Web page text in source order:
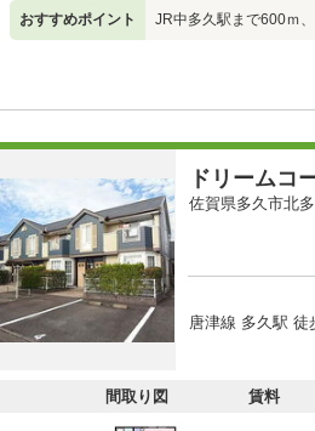
おすすめポイント JR中多久駅まで600ｍ
ドリームコ
佐賀県多久市北
唐津線 多久駅 徒
間取り図 賃料